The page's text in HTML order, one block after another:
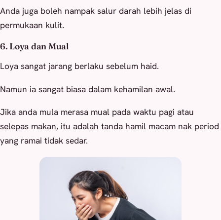
Anda juga boleh nampak salur darah lebih jelas di
permukaan kulit.
6. Loya dan Mual
Loya sangat jarang berlaku sebelum haid.
Namun ia sangat biasa dalam kehamilan awal.
Jika anda mula merasa mual pada waktu pagi atau
selepas makan, itu adalah tanda hamil macam nak period
yang ramai tidak sedar.